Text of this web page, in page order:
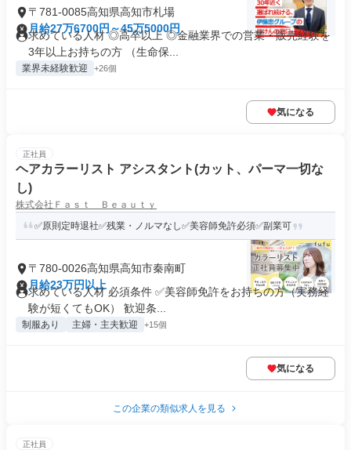
〒781-0085高知県高知市札場
月給27万6700円～45万5000円
求めている人材 ◎高卒以上 ◎金融業界での営業・販売経験を
3年以上お持ちの方 （生命保...
業界未経験歓迎 +26個
気になる
正社員
ヘアカラーリスト アシスタント(カット、パーマ一切な
し)
株式会社Ｆａｓｔ Ｂｅａｕｔｙ
✅原則定時退社✅残業・ノルマなし✅美容師免許必須✅副業可
〒780-0026高知県高知市秦南町
月給23万円以上
求めている人材 必須条件 ✅美容師免許をお持ちの方（実務経
験が短くてもOK） 歓迎条...
制服あり 主婦・主夫歓迎 +15個
気になる
この企業の類似求人を見る
正社員